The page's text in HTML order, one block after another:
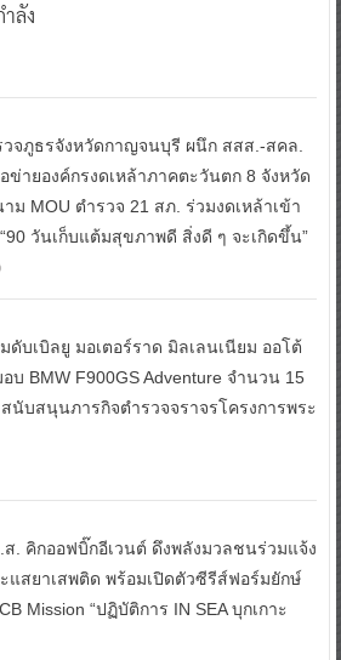
ลัง
วจภูธรจังหวัดกาญจนบุรี ผนึก สสส.-สคล.
อข่ายองค์กรงดเหล้าภาคตะวันตก 8 จังหวัด
าม MOU ตำรวจ 21 สภ. ร่วมงดเหล้าเข้า
วันเก็บแต้มสุขภาพดี สิ่งดี ๆ จะเกิดขึ้น”
ดับเบิลยู มอเตอร์ราด มิลเลนเนียม ออโต้
อบ BMW F900GS Adventure จำนวน 15
นับสนุนภารกิจตำรวจจราจรโครงการพระ
ส. คิกออฟบิ๊กอีเวนต์ ดึงพลังมวลชนร่วมแจ้ง
ะแสยาเสพติด พร้อมเปิดตัวซีรีส์ฟอร์มยักษ์
Mission “ปฏิบัติการ IN SEA บุกเกาะ